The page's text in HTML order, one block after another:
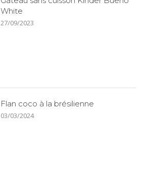
White
27/09/2023
Flan coco à la brésilienne
03/03/2024